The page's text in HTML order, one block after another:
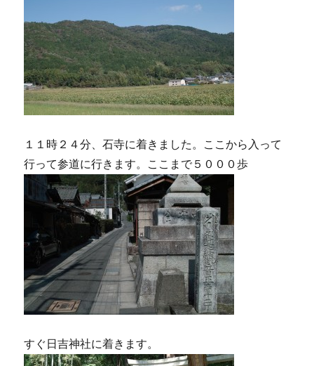
１１時２４分、石寺に着きました。ここから入って
行って参道に行きます。ここまで５０００歩
すぐ日吉神社に着きます。